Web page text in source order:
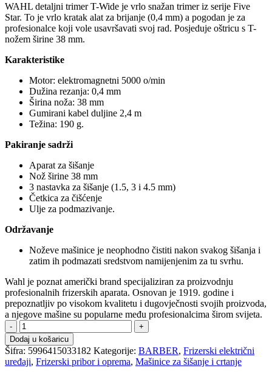
WAHL detaljni trimer T-Wide je vrlo snažan trimer iz serije Five
Star. To je vrlo kratak alat za brijanje (0,4 mm) a pogodan je za
profesionalce koji vole usavršavati svoj rad. Posjeduje oštricu s T-
nožem širine 38 mm.
Karakteristike
Motor: elektromagnetni 5000 o/min
Dužina rezanja: 0,4 mm
Širina noža: 38 mm
Gumirani kabel duljine 2,4 m
Težina: 190 g.
Pakiranje sadrži
Aparat za šišanje
Nož širine 38 mm
3 nastavka za šišanje (1.5, 3 i 4.5 mm)
Četkica za čišćenje
Ulje za podmazivanje.
Održavanje
Noževe mašinice je neophodno čistiti nakon svakog šišanja i
zatim ih podmazati sredstvom namijenjenim za tu svrhu.
Wahl je poznat američki brand specijaliziran za proizvodnju
profesionalnih frizerskih aparata. Osnovan je 1919. godine i
prepoznatljiv po visokom kvalitetu i dugovječnosti svojih proizvoda,
a njegove mašine su popularne među profesionalcima širom svijeta.
C
WAHL
DETAILER
-
trimer
Dodaj u košaricu
Šifra: 5996415033182 Kategorije: BARBER, Frizerski električni
uređaji, Frizerski pribor i oprema, Mašinice za šišanje i crtanje